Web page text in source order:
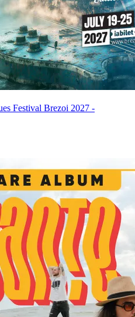
Festival Brezoi 2027 -